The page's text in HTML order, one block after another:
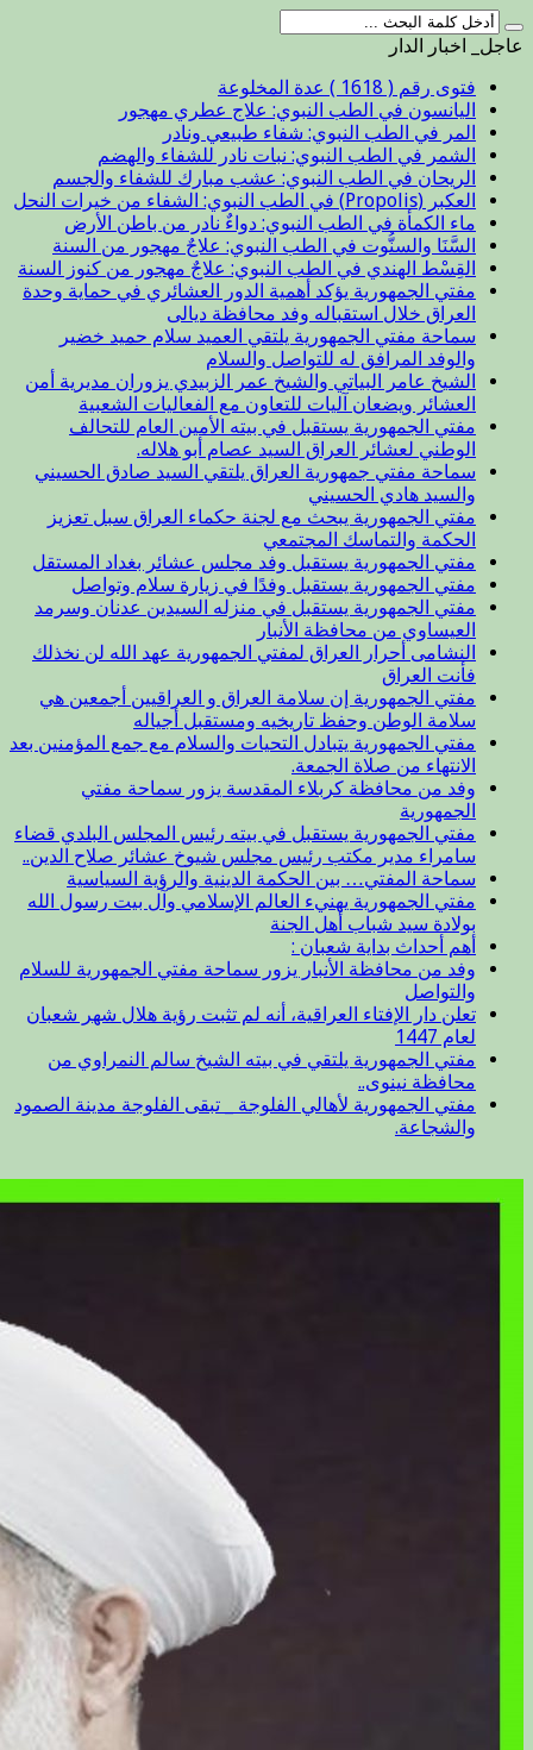
عاجل_ اخبار الدار
فتوى رقم ( 1618 ) عدة المخلوعة
اليانسون في الطب النبوي: علاج عطري مهجور
المر في الطب النبوي: شفاء طبيعي ونادر
الشمر في الطب النبوي: نبات نادر للشفاء والهضم
الريحان في الطب النبوي: عشب مبارك للشفاء والجسم
العكبر (Propolis) في الطب النبوي: الشفاء من خيرات النحل
ماء الكمأة في الطب النبوي: دواءٌ نادر من باطن الأرض
السَّنَا والسنُّوت في الطب النبوي: علاجٌ مهجور من السنة
القِسْط الهندي في الطب النبوي: علاجٌ مهجور من كنوز السنة
مفتي الجمهورية يؤكد أهمية الدور العشائري في حماية وحدة
العراق خلال استقباله وفد محافظة ديالى
سماحة مفتي الجمهورية يلتقي العميد سلام حميد خضير
والوفد المرافق له للتواصل والسلام
الشيخ عامر البياتي والشيخ عمر الزبيدي يزوران مديرية أمن
العشائر ويضعان آليات للتعاون مع الفعاليات الشعبية
مفتي الجمهورية يستقبل في بيته الأمين العام للتحالف
الوطني لعشائر العراق السيد عصام أبو هلاله.
سماحة مفتي جمهورية العراق يلتقي السيد صادق الحسيني
والسيد هادي الحسيني
مفتي الجمهورية يبحث مع لجنة حكماء العراق سبل تعزيز
الحكمة والتماسك المجتمعي
مفتي الجمهورية يستقبل وفد مجلس عشائر بغداد المستقل
مفتي الجمهورية يستقبل وفدًا في زيارة سلام وتواصل
مفتي الجمهورية يستقبل في منزله السيدين عدنان وسرمد
العيساوي من محافظة الأنبار
النشامى أحرار العراق لمفتي الجمهورية عهد الله لن نخذلك
فأنت العراق
مفتي الجمهورية إن سلامة العراق و العراقيين أجمعين هي
سلامة الوطن وحفظ تاريخيه ومستقبل أجياله
مفتي الجمهورية يتبادل التحيات والسلام مع جمع المؤمنين بعد
الانتهاء من صلاة الجمعة.
وفد من محافظة كربلاء المقدسة يزور سماحة مفتي
الجمهورية
مفتي الجمهورية يستقبل في بيته رئيس المجلس البلدي قضاء
سامراء مدير مكتب رئيس مجلس شيوخ عشائر صلاح الدين..
سماحة المفتي… بين الحكمة الدينية والرؤية السياسية
مفتي الجمهورية يهنيء العالم الإسلامي وآل بيت رسول الله
بولادة سيد شباب أهل الجنة
أهم أحداث بداية شعبان :
وفد من محافظة الأنبار يزور سماحة مفتي الجمهورية للسلام
والتواصل
تعلن دار الإفتاء العراقية، أنه لم تثبت رؤية هلال شهر شعبان
لعام 1447
مفتي الجمهورية يلتقي في بيته الشيخ سالم النمراوي من
محافظة نينوى..
مفتي الجمهورية لأهالي الفلوجة _ تبقى الفلوجة مدينة الصمود
والشجاعة.